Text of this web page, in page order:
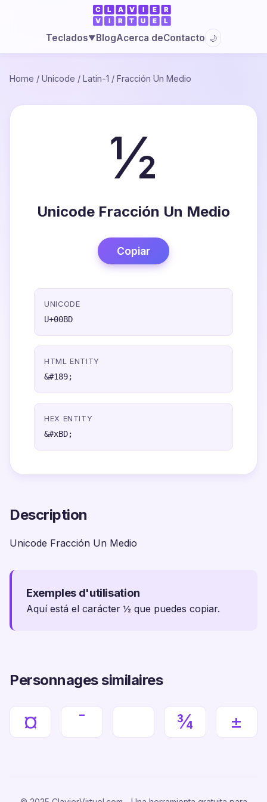
Teclados▼BlogAcerca deContacto 🌙
Home / Unicode / Latin-1 / Fracción Un Medio
½
Unicode Fracción Un Medio
Copiar
UNICODE
U+00BD
HTML ENTITY
&#189;
HEX ENTITY
&#xBD;
Description
Unicode Fracción Un Medio
Exemples d'utilisation
Aquí está el carácter ½ que puedes copiar.
Personnages similaires
¤ ¯ ¾ ±